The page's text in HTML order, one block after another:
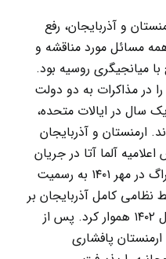
و آذربایجان، رفع
مسائل مورد مناقشه و
میانجیگری روسیه بود.
در مذاکرات به دو دولت
سال در ایالات متحده،
ارمنستان و آذربایجان
آلما آتا در جریان
اجلاس جامعه سیاسی اروپا در پراگ در مهر ۱۴۰۱ به رسمیت
نظامی کامل آذربایجان بر
قره باغ کوهستانی در شہریور سال ۱۴۰۲ هموار کرد. پس از
پافشاری